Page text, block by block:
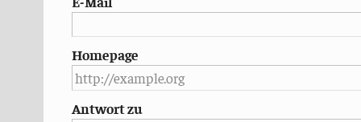
Homepage
Antwort zu